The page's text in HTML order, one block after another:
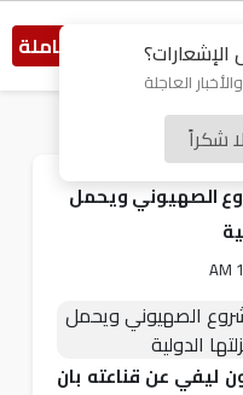
العاجلة
لا شكراً
النسخة الكاملة
الصهيوني ويحمل
ليفي عن قناعته بان